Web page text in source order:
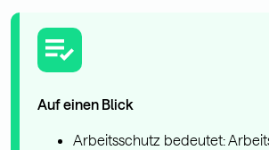
Auf einen Blick
Arbeitsschutz bedeutet: